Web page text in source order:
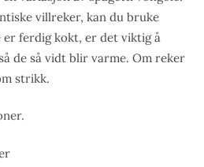
villreker, kan du bruke
er ferdig kokt, er det viktig å
de så vidt blir varme. Om reker
strikk.